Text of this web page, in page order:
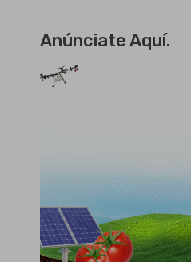
Anúnciate Aquí.